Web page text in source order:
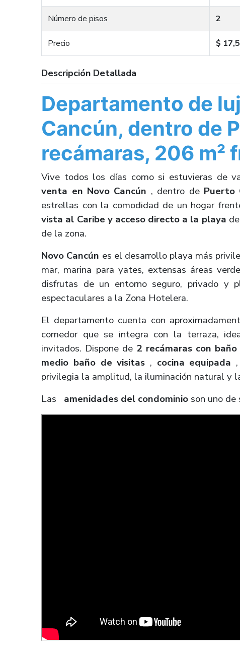
Número de pisos 2
Precio $
Descripción Detallada
Departamento de
Cancún, dentro de
recámaras, 206 m²
Vive todos los días como si estuvieras de
venta en Novo Cancún , dentro de Puerto
estrellas con la comodidad de un hogar
vista al Caribe y acceso directo a la playa
de la zona.
Novo Cancún es el desarrollo playa más
mar, marina para yates, extensas áreas
disfrutas de un entorno seguro, privado y
espectaculares a la Zona Hotelera.
El departamento cuenta con
comedor que se integra con la terraza,
invitados. Dispone de 2 recámaras con
medio baño de visitas , cocina equipada ,
privilegia la amplitud, la iluminación natural y
Las amenidades del condominio son uno de